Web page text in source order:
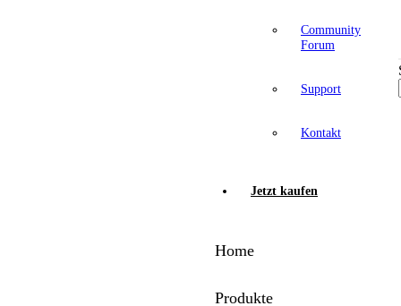
Community
Forum
Support
Kontakt
Jetzt kaufen
Home
Produkte